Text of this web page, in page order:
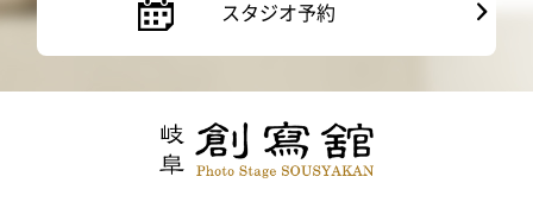
スタジオ予約